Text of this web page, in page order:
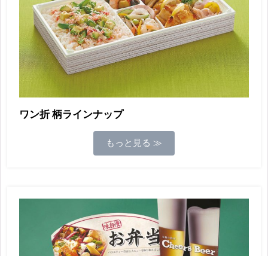
ワン折 柄ラインナップ
もっと見る ≫